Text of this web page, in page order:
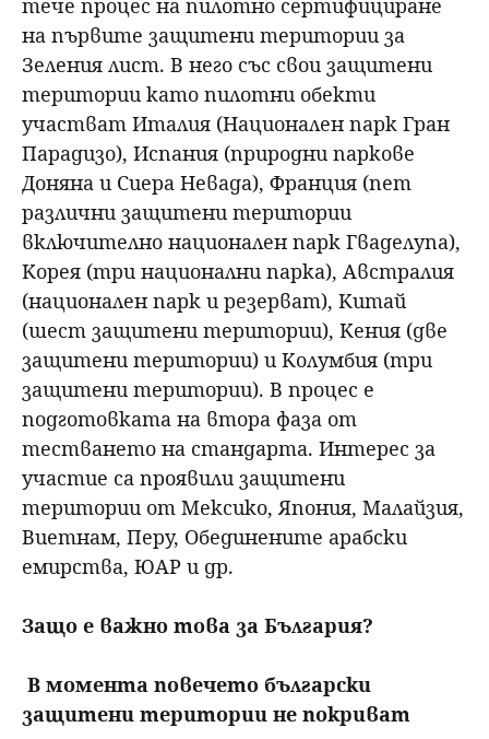
на първите защитени територии за
Зеления лист. В него със свои защитени
територии като пилотни обекти
участват Италия (Национален парк Гран
Парадизо), Испания (природни паркове
Доняна и Сиера Невада), Франция (пет
различни защитени територии
включително национален парк Гваделупа),
Корея (три национални парка), Австралия
(национален парк и резерват), Китай
(шест защитени територии), Кения (две
защитени територии) и Колумбия (три
защитени територии). В процес е
подготовката на втора фаза от
тестването на стандарта. Интерес за
участие са проявили защитени
територии от Мексико, Япония, Малайзия,
Виетнам, Перу, Обединените арабски
емирства, ЮАР и др.
Защо е важно това за България?
В момента повечето български
защитени територии не покриват